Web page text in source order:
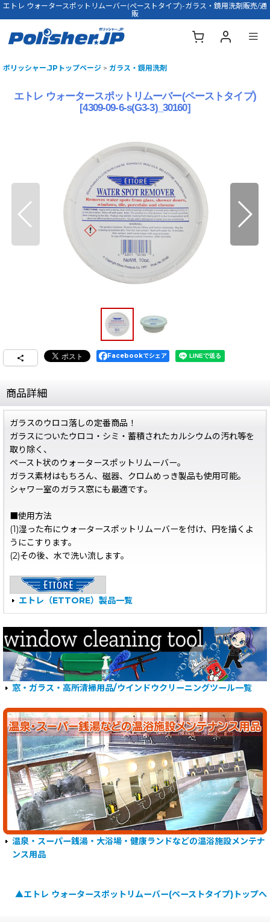
エトレ ウォータースポットリムーバー(ペーストタイプ)-ガラス・鏡用洗剤販売/通
販
ポリッシャー.JPトップページ > ガラス・鏡用洗剤
エトレ ウォータースポットリムーバー(ペーストタイプ)
[4309-09-6-s(G3-3)_30160]
Facebookでシェア
商品詳細
ガラスのウロコ落しの定番商品！
ガラスについたウロコ・シミ・蓄積されたカルシウムの汚れ等を
取り除く、
ペースト状のウォータースポットリムーバー。
ガラス素材はもちろん、磁器、クロムめっき製品も使用可能。
シャワー室のガラス窓にも最適です。
■使用方法
(1)湿った布にウォータースポットリムーバーを付け、円を描くよ
うにこすります。
(2)その後、水で洗い流します。
エトレ（ETTORE）製品一覧
窓・ガラス・高所清掃用品/ウインドウクリーニングツール一覧
温泉・スーパー銭湯・大浴場・健康ランドなどの温浴施設メンテナ
ンス用品
▲エトレ ウォータースポットリムーバー(ペーストタイプ)トップへ